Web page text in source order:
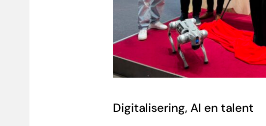
Digitalisering, AI en talent